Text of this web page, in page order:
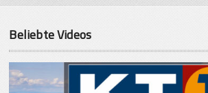
Beliebte Videos